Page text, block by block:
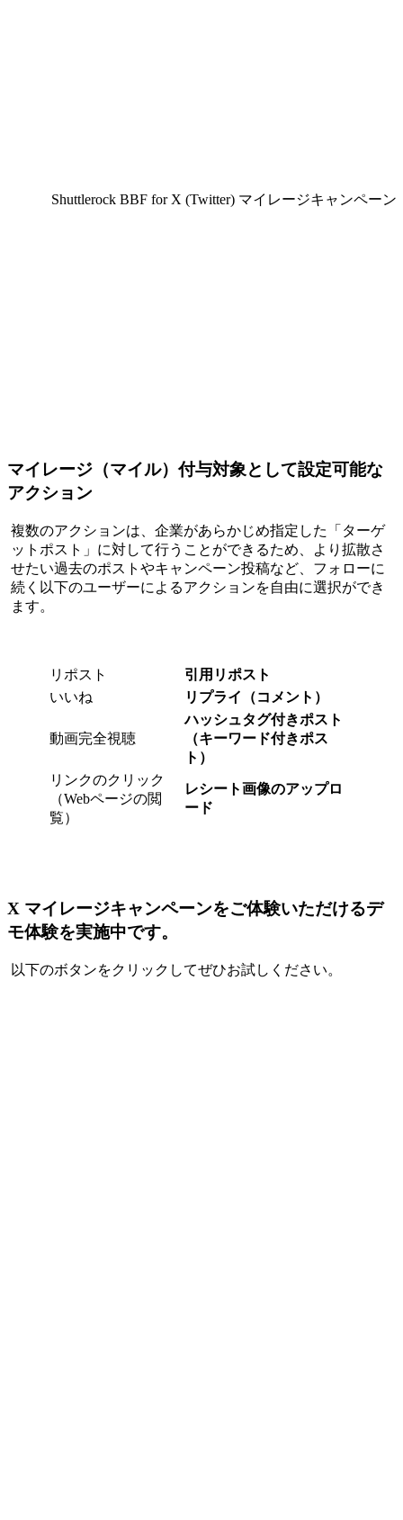
Shuttlerock BBF for X (Twitter) マイレージキャンペー
マイレージ（マイル）付与対象として設定可能な
アクション
複数のアクションは、企業があらかじめ指定した「ターゲ
ットポスト」に対して行うことができるため、より拡散さ
せたい過去のポストやキャンペーン投稿など、フォローに
続く以下のユーザーによるアクションを自由に選択ができ
ます。
リポスト
引用リポスト
いいね
リプライ（コメント）
動画完全視聴
ハッシュタグ付きポスト
（キーワード付きポス
ト）
リンクのクリック
（Webページの閲
覧）
レシート画像のアップロ
ード
X マイレージキャンペーンをご体験いただけるデ
モ体験を実施中です。
以下のボタンをクリックしてぜひお試しください。